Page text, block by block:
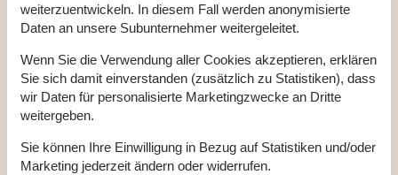
Klimaanlage Ja
Waschmaschine Ja
Trockner
Ja
Geschirrspüler Ja
Nichtraucher Ja
Klimafreundlich
weiterzuentwickeln. In diesem Fall werden anonymisierte
Daten an unsere Subunternehmer weitergeleitet.
Wenn Sie die Verwendung aller Cookies akzeptieren, erklären
Sie sich damit einverstanden (zusätzlich zu Statistiken), dass
wir Daten für personalisierte Marketingzwecke an Dritte
weitergeben.
Sie können Ihre Einwilligung in Bezug auf Statistiken und/oder
Marketing jederzeit ändern oder widerrufen.